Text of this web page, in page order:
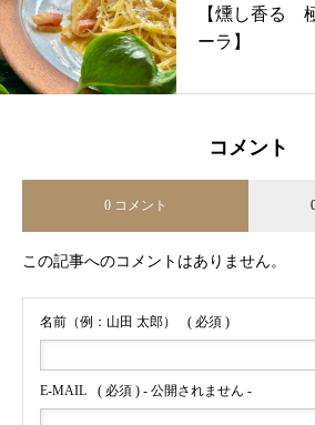
【燻し香る
ーラ】
コメント
0 コメント
この記事へのコメントはありません。
名前（例：山田 太郎） ( 必須 )
E-MAIL ( 必須 ) - 公開されません -